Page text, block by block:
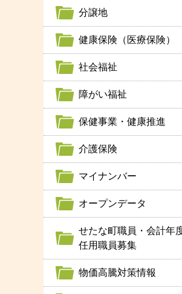
分譲地
健康保険（医療保険）
社会福祉
障がい福祉
保健事業・健康推進
介護保険
マイナンバー
オープンデータ
せたな町職員・会計年
任用職員募集
物価高騰対策情報